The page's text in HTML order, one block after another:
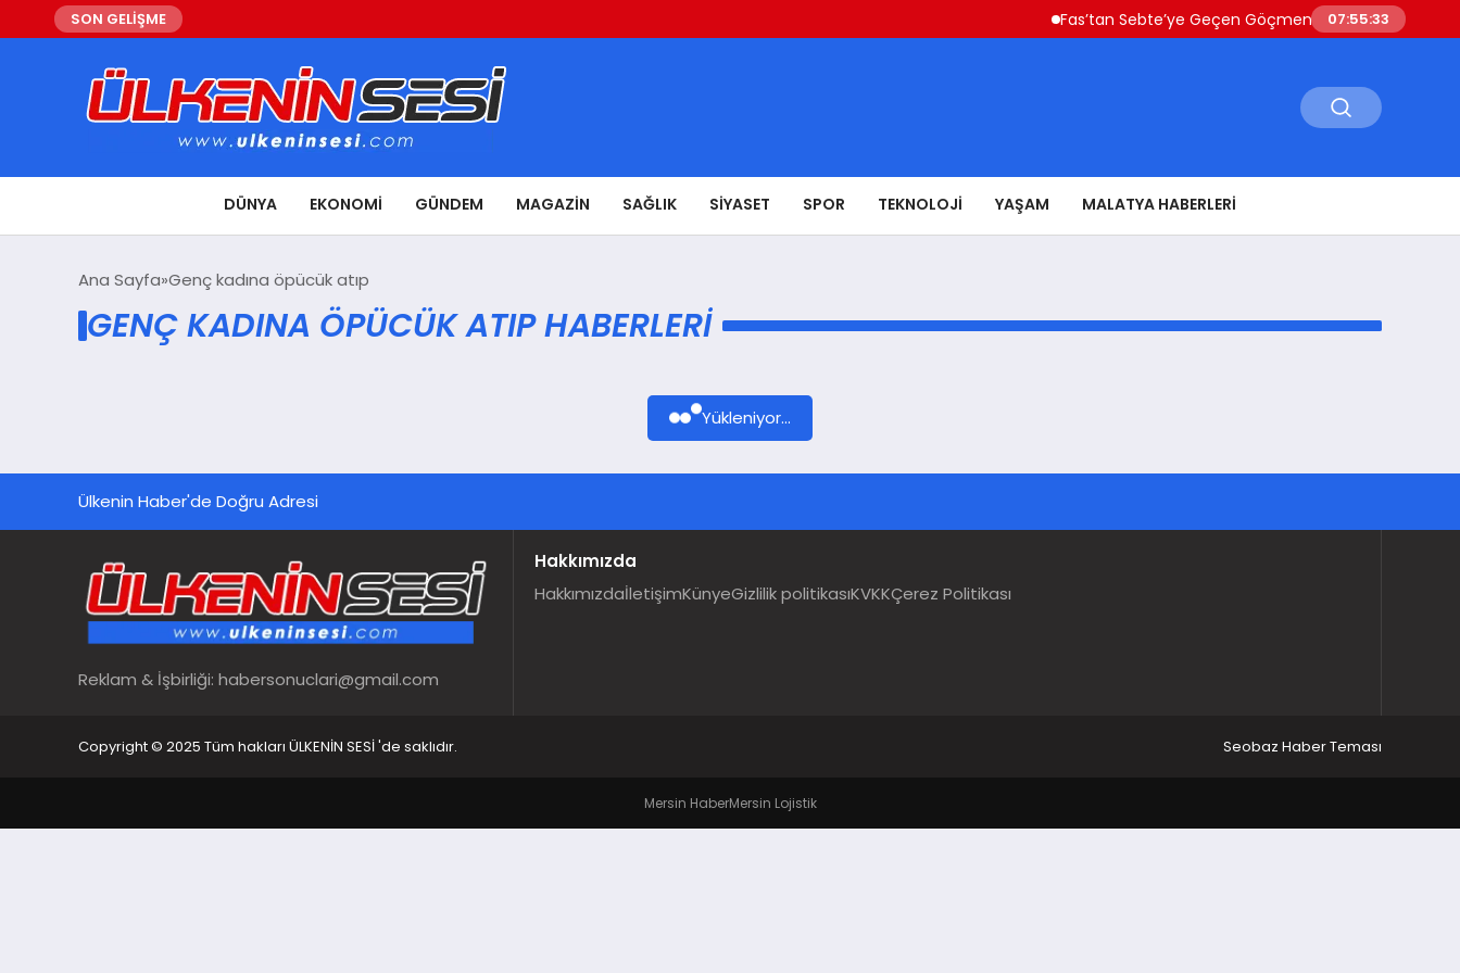
SON GELİŞME Fas’tan Sebte’ye Geçen Göçmenler Ülkeye Dönüyor
07:55:33
DÜNYA EKONOMI GÜNDEM MAGAZIN SAĞLIK SIYASET SPOR TEKNOLOJI YAŞAM MALATYA HABERLERI
Ana Sayfa Genç kadına öpücük atıp
GENÇ KADINA ÖPÜCÜK ATIP HABERLERI
Yükleniyor...
Ülkenin Haber'de Doğru Adresi
Reklam & İşbirliği: habersonuclari@gmail.com
Hakkımızda
HakkımızdaİletişimKünyeGizlilik politikasıKVKKÇerez Politikası
Copyright © 2025 Tüm hakları ÜLKENİN SESİ 'de saklıdır. Seobaz Haber Teması
Mersin HaberMersin Lojistik